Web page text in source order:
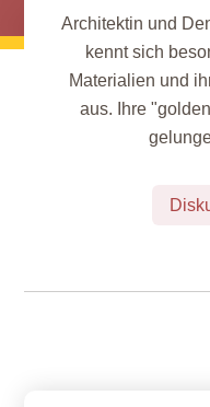
Architektin und
kennt sich
Materialien und
aus. Ihre